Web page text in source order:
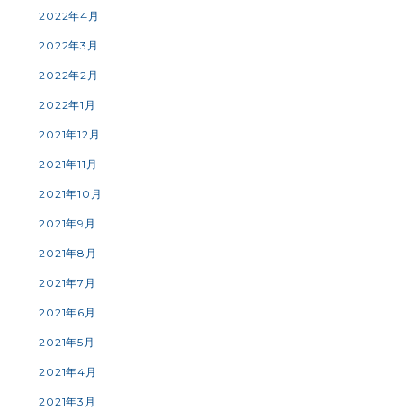
2022年4月
2022年3月
2022年2月
2022年1月
2021年12月
2021年11月
2021年10月
2021年9月
2021年8月
2021年7月
2021年6月
2021年5月
2021年4月
2021年3月